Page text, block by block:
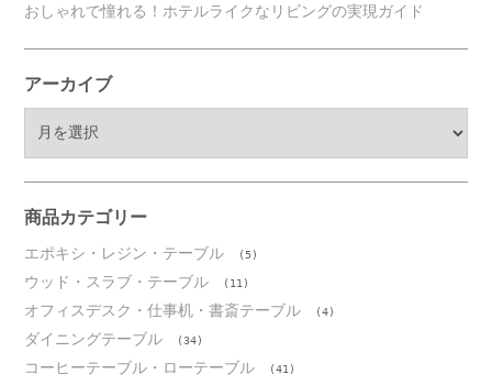
おしゃれで憧れる！ホテルライクなリビングの実現ガイド
アーカイブ
ブ
商品カテゴリー
エポキシ・レジン・テーブル (5)
ウッド・スラブ・テーブル (11)
オフィスデスク・仕事机・書斎テーブル (4)
ダイニングテーブル (34)
コーヒーテーブル・ローテーブル (41)